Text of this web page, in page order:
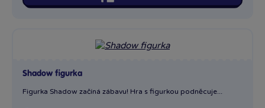
Shadow figurka
Figurka Shadow začíná zábavu! Hra s figurkou podněcuje...